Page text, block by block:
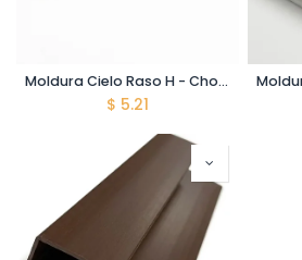
Moldura Cielo Raso H - Chocolate - 5900mm
$ 5.21